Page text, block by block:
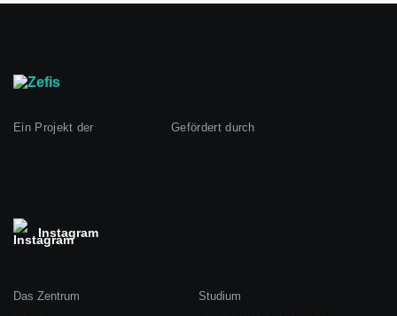
Ein Projekt der Gefördert durch
Instagram
Das Zentrum Studium